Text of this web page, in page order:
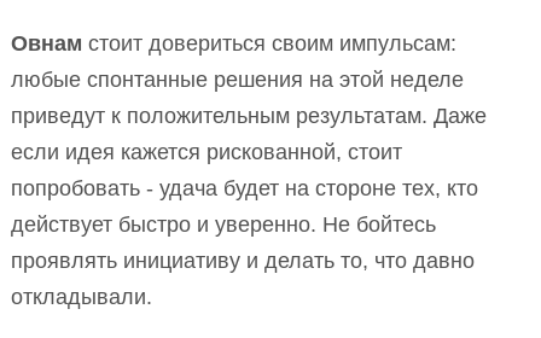
Овнам стоит довериться своим импульсам:
любые спонтанные решения на этой неделе
приведут к положительным результатам. Даже
если идея кажется рискованной, стоит
попробовать - удача будет на стороне тех, кто
действует быстро и уверенно. Не бойтесь
проявлять инициативу и делать то, что давно
откладывали.